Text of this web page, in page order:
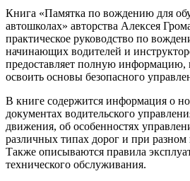
Книга «Памятка по вождению для
автошколах» авторства Алексея
практическое руководство по
начинающих водителей и
предоставляет полную информацию,
освоить основы безопасного
В книге содержится информация о
документах водительского
движения, об особенностях
различных типах дорог и при
Также описываются правила
технического обслуживания.